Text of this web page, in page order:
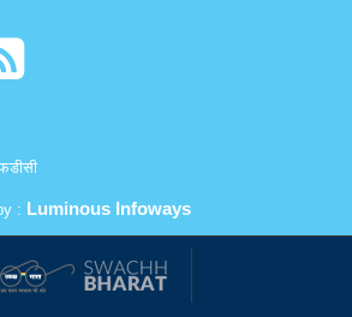
: Luminous Infoways